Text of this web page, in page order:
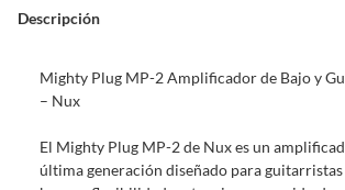
de la compra.
comprado por internet y que hay ciertas categorías
derecho:
puedan deteriorarse o caducar con rapidez.
Descripción
Mighty Plug MP-2 Amplificador de Bajo y
– Nux
El Mighty Plug MP-2 de Nux es un
última generación diseñado para guitarristas